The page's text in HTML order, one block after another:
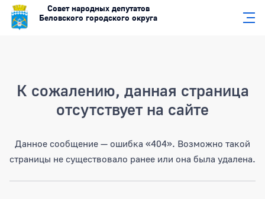
Совет народных депутатов
Беловского городского округа
К сожалению, данная страница
отсутствует на сайте
Данное сообщение — ошибка «404». Возможно такой
страницы не существовало ранее или она была удалена.